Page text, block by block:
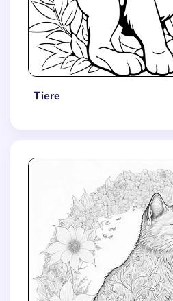
Tiere